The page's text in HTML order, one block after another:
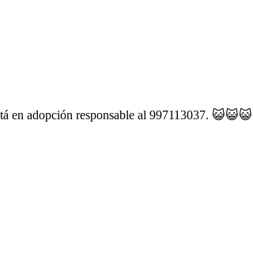
en adopción responsable al 997113037. 😺😺😺